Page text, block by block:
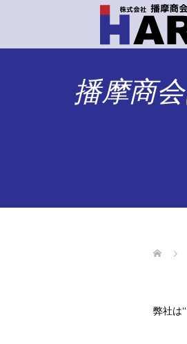
播摩商
弊社は